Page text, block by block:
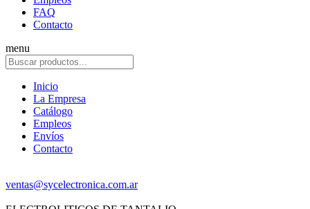
FAQ
Contacto
menu
Inicio
La Empresa
Catálogo
Empleos
Envíos
Contacto
ventas@sycelectronica.com.ar